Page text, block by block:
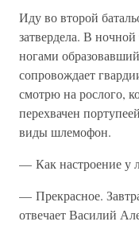
Иду во второй
затвердела. В
ногами
сопровождает
смотрю на рослого,
перехвачен
виды шлемофон.
— Как настроение у
— Прекрасное.
отвечает Василий